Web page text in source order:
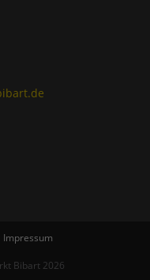
Impressum
Bibart 2026